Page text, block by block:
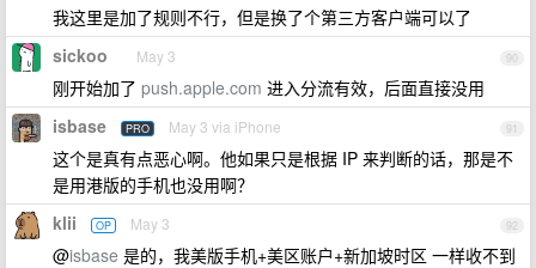
我这里是加了规则不行，但是换了个第三方客户端可以了
90
sickoo May 3
刚开始加了 push.apple.com 进入分流有效，后面直接没用
91
isbase PRO May 3 via iPhone
这个是真有点恶心啊。他如果只是根据 IP 来判断的话，那是不
是用港版的手机也没用啊？
92
klii OP May 3
@isbase 是的，我美版手机+美区账户+新加坡时区 一样收不到